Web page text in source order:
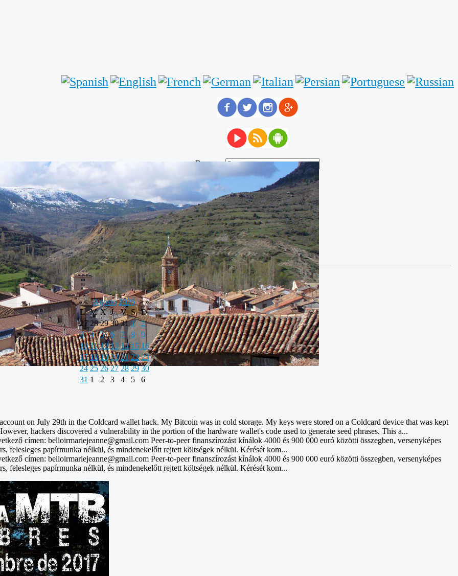
Buscar...
«< Agosto 2026 >»
L M X J V S
D
27 28 29 30 31 1
2
3
4 5 6 7 8
9
10 11 12 13 14 15 16
17 18 19 20 21 22 23
24 25 26 27 28 29 30
31 1 2 3 4 5 6
on July 29th in the Coldcard wallet hack. My Bitcoin was in cold storage. My keys were stored on a Coldcard device that was kept
hackers discovered a vulnerability in the portion of the hardware wallet's code used to generate seed phrases. This a...
címen: belloirmariejeanne@gmail.com Peer-to-peer finanszírozást kínálok 4000 és 900 000 euró közötti összegben, versenyképes
felesleges papírmunka nélkül, és mindenekelőtt rejtett költségek nélkül. Kérését kom...
címen: belloirmariejeanne@gmail.com Peer-to-peer finanszírozást kínálok 4000 és 900 000 euró közötti összegben, versenyképes
felesleges papírmunka nélkül, és mindenekelőtt rejtett költségek nélkül. Kérését kom...